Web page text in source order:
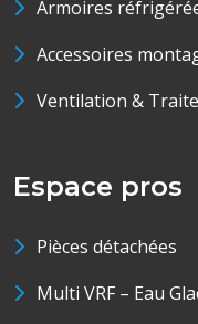
Armoires
Accessoires
Ventilation &
Espace pros
Pièces détachées
Multi VRF – Eau